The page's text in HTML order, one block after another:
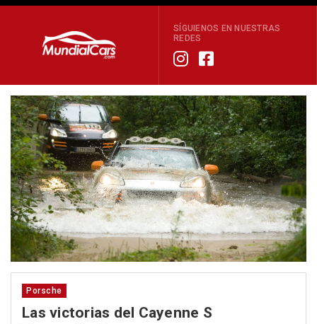
SÍGUIENOS EN NUESTRAS
REDES
Porsche
Las victorias del Cayenne S